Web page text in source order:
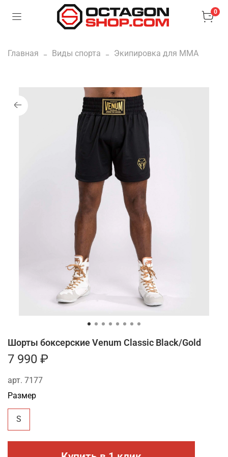
0
Главная Виды спорта Экипировка для ММА
арт. 7177
Шорты боксерские Venum Classic Black/Gold
7 990 ₽
Размер
S